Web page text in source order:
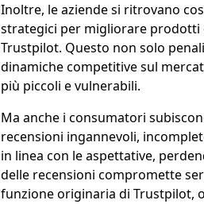
Inoltre, le aziende si ritrovano
strategici per migliorare prodotti
Trustpilot. Questo non solo
dinamiche competitive sul
più piccoli e vulnerabili.
Ma anche i consumatori
recensioni ingannevoli,
in linea con le aspettative,
delle recensioni compromette
funzione originaria di Trustpilot,